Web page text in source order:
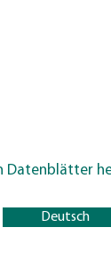
Datenblätter
Deutsch